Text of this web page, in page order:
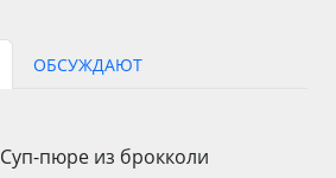
ОБСУЖДАЮТ
Суп-пюре из брокколи